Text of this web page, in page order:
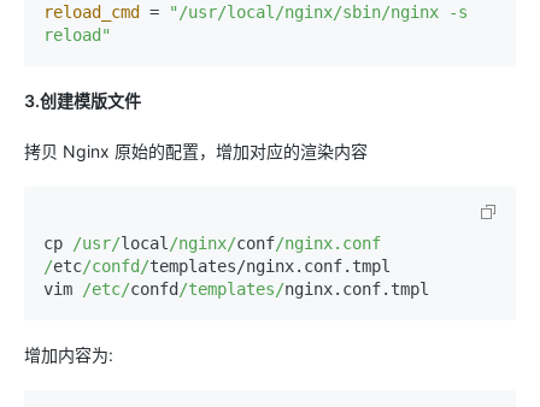
reload_cmd =
"/usr/local/nginx/sbin/nginx -s
reload"
3.创建模版文件
拷贝 Nginx 原始的配置，增加对应的渲染内容
cp /usr/local /nginx/conf/nginx.conf
/etc/confd/templates/nginx.conf.tmpl
vim
/etc/confd/templates/nginx.conf.tmpl
增加内容为: